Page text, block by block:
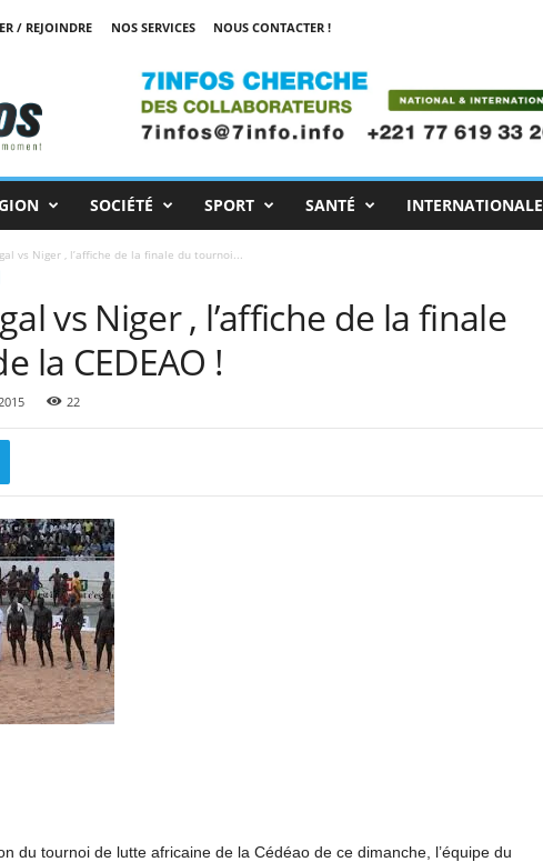
/ REJOINDRE NOS SERVICES
NOUS CONTACTER !
SOCIÉTÉ SPORT SANTÉ INTERNATIONALE
vs Niger , l’affiche de la finale du tournoi...
vs Niger , l’affiche de la finale
la CEDEAO !
22
du tournoi de lutte africaine de la Cédéao de ce dimanche, l’équipe du